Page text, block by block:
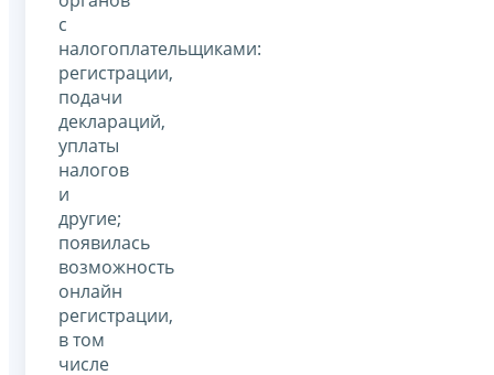
с
налогоплательщиками:
регистрации,
подачи
деклараций,
уплаты
налогов
и
другие;
появилась
возможность
онлайн
регистрации,
в том
числе